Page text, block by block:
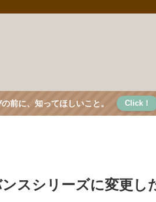
前に、知ってほしいこと。 Click！
スシリーズに変更し